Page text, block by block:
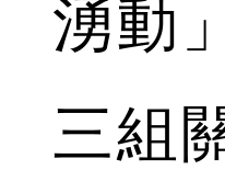
湧動
三組